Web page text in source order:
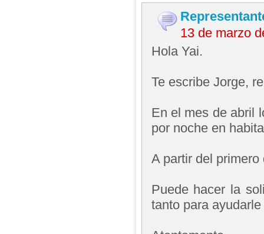
13 de marzo
Hola Yai.
Te escribe Jorge,
En el mes de abril
por noche en
A partir del
Puede hacer la
tanto para